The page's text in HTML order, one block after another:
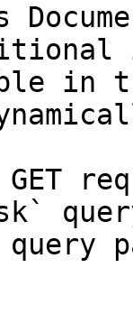
in
GET